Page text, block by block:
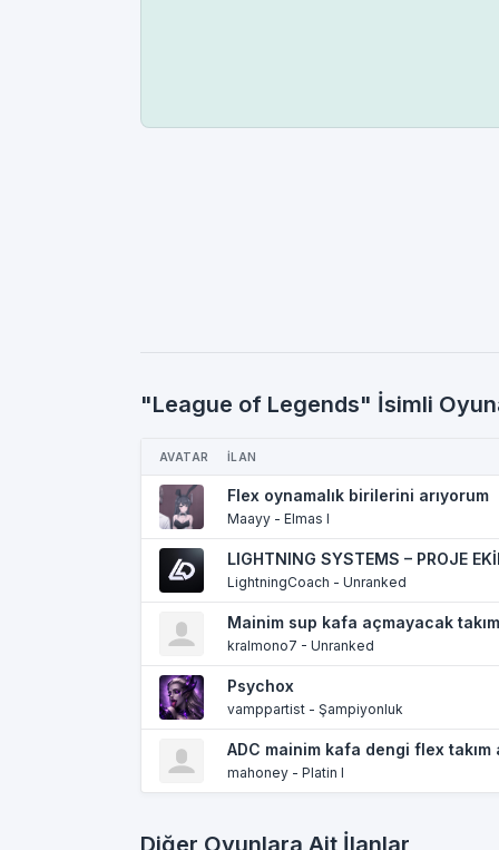
"League of Legends" İsimli
AVATAR İLAN
Flex oynamalık birilerini arıyorum
Maayy - Elmas I
LIGHTNING SYSTEMS – PROJE
LightningCoach - Unranked
Mainim sup kafa açmayacak
kralmono7 - Unranked
Psychox
vamppartist - Şampiyonluk
ADC mainim kafa dengi flex takım
mahoney - Platin I
Diğer Oyunlara Ait İlanlar